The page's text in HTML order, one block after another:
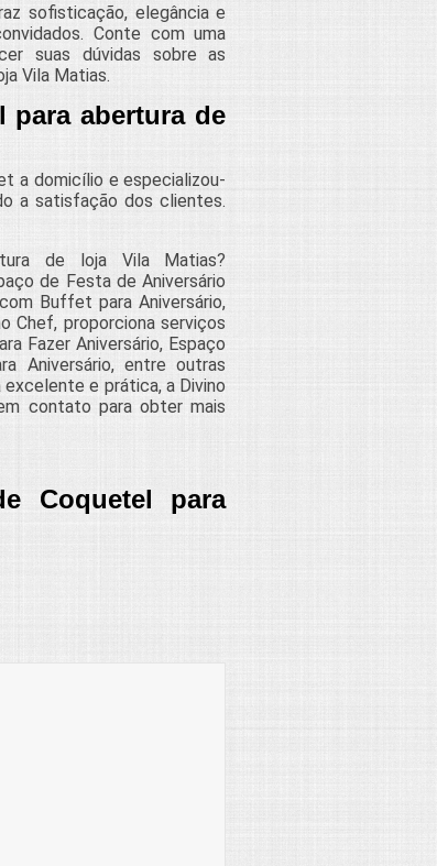
sofisticação, elegância e
Conte com uma
suas dúvidas sobre as
Vila Matias.
para abertura de
a domicílio e especializou-
a satisfação dos clientes.
de loja Vila Matias?
de Festa de Aniversário
Buffet para Aniversário,
Chef, proporciona serviços
Fazer Aniversário, Espaço
Aniversário, entre outras
e prática, a Divino
contato para obter mais
Coquetel para